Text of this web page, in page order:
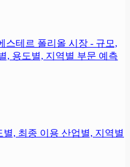
스테르 폴리올 시장 - 규모,
, 용도별, 지역별 부문 예측
, 최종 이용 산업별, 지역별